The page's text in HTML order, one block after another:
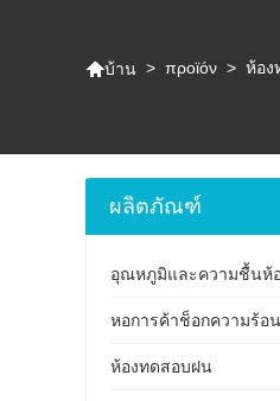
บ้าน > προϊόν > ห้อง
ผลิตภัณฑ์
อุณหภูมิและความชื้นห้
หอการค้าช็อกความร้อน
ห้องทดสอบฝน